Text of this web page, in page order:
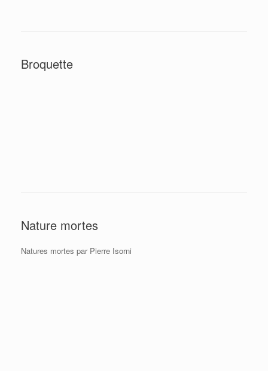
Broquette
Nature mortes
Natures mortes par Pierre Isorni